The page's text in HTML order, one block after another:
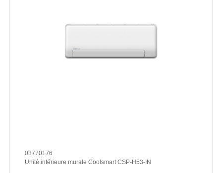
03770176
Unité intérieure murale Coolsmart CSP-H53-IN